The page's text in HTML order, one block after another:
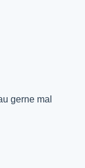
gerne mal